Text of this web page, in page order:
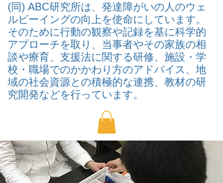
(同) ABC研究所は、発達障がいの人のウェ
ルビーイングの向上を使命にしています。
そのために行動の観察や記録を基に科学的
アプローチを取り
、当事者やその家族の相
談や療育、支援法に関する研修、施設・学
校・職場でのかかわり方のアドバイス、地
域の社会資源との積極的な連携、教材の研
究開発などを行っています。